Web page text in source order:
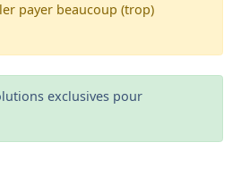
payer beaucoup (trop)
exclusives pour